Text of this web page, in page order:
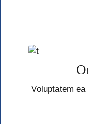
Voluptatem